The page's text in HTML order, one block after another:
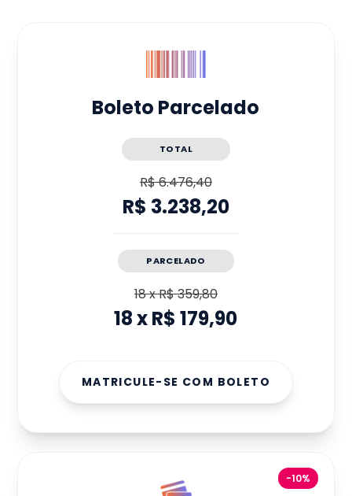
Boleto Parcelado
TOTAL
R$ 6.476,40
R$ 3.238,20
PARCELADO
18xR$ 359,80
18xR$ 179,90
MATRICULE-SE COM BOLETO
-10%